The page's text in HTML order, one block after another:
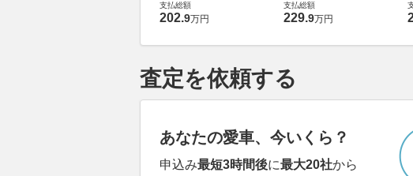
支払総額
202.9万円
支払総額
229.9万円
査定を依頼する
あなたの愛車、今いくら？
申込み最短3時間後に最大20社から